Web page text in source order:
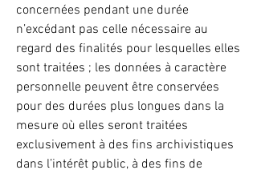
concernées pendant une durée
n’excédant pas celle nécessaire au
regard des finalités pour lesquelles elles
sont traitées ; les données à caractère
personnelle peuvent être conservées
pour des durées plus longues dans la
mesure où elles seront traitées
exclusivement à des fins archivistiques
dans l’intérêt public, à des fins de